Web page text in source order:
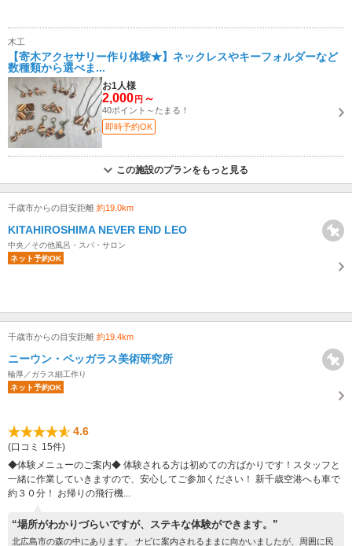
木工
【寄木アクセサリー作り体験★】ネックレスやキーフォルダーなど
数種類から選べま...
お1人様
2,000 円 ～
40ポイント～たまる！
即時予約OK
この施設のプランをもっと見る
千歳市からの目安距離 約19.0km
KITAHIROSHIMA NEVER END LEO
中央／その他風呂・スパ・サロン
ネット予約OK
千歳市からの目安距離 約19.4km
ニーウン・ペッガラス美術研究所
輪厚／ガラス細工作り
ネット予約OK
4.6
(口コミ 15件)
◆体験メニューのご案内◆ 体験される方は初めての方ばかりです！スタッフと
一緒に作業していきますので、安心してご参加ください！ 新千歳空港へも車で
約３０分！ お帰りの飛行機...
“場所がわかりづらいですが、ステキな体験ができます。”
北広島市の森の中にあります。 ナビに案内されるままに向かいましたが、周囲に民